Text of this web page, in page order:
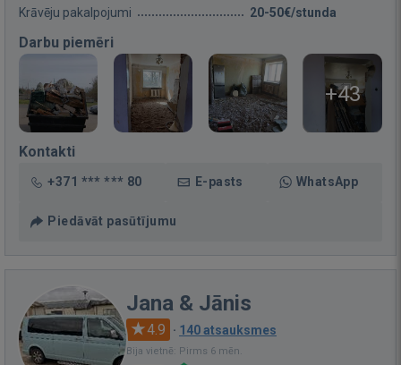
Krāvēju pakalpojumi 20-50€/stunda
Darbu piemēri
+43
Kontakti
+371 *** *** 80 E-pasts WhatsApp
Piedāvāt pasūtījumu
Jana & Jānis
4.9 · 140 atsauksmes
Bija vietnē: Pirms 6 mēn.